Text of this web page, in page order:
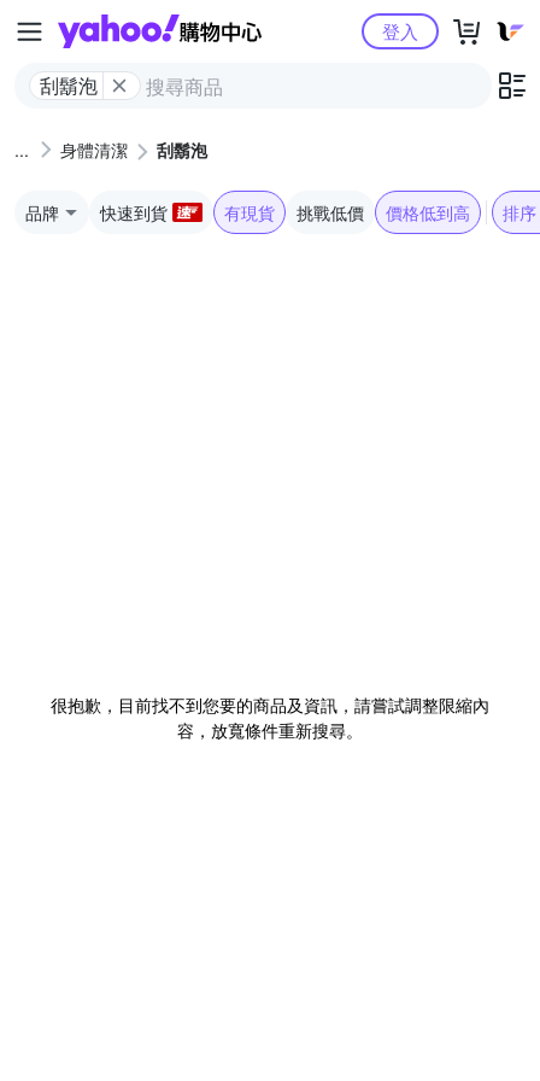
Yahoo購物中心
刮鬍泡
登入
身體清潔 刮鬍泡
品牌 快速到貨 有現貨 挑戰低價 價格低到高 排序
很抱歉，目前找不到您要的商品及資訊，請嘗試調整限縮內
容，放寬條件重新搜尋。